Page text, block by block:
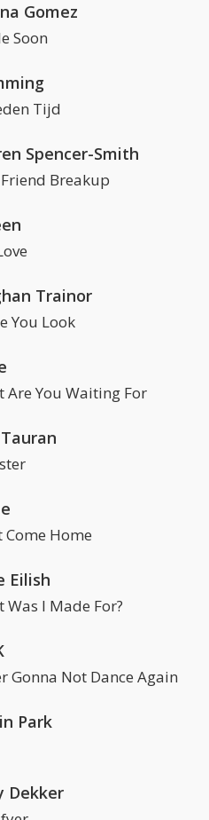
Gomez
Soon
Tijd
Spencer-Smith
Breakup
Trainor
You Look
Are You Waiting For
Come Home
Eilish
Was I Made For?
Gonna Not Dance Again
Park
Dekker